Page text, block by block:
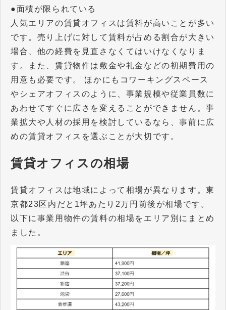
●面積が限られている
人気エリアの賃貸オフィスは賃料が高いことが多い
です。売り上げに対して賃料が占める割合が大きい
場合、他の経費を見直さなくてはいけなくなりま
す。また、賃貸物件は敷金や礼金などの初期費用の
用意も必要です。 ほかにもコワーキングスペース
やシェアオフィスのように、事業規模や従業員数に
あわせてすぐに広さを変えることができません。事
業拡大や人材の採用を検討しているなら、事前に広
めの賃貸オフィスを選ぶことが大切です。
賃貸オフィスの相場
賃貸オフィスは地域によって相場が異なります。東
京都23区内だと1坪あたり2万円前後が相場です。
以下に事業用物件の賃料の相場をエリア別にまとめ
ました。